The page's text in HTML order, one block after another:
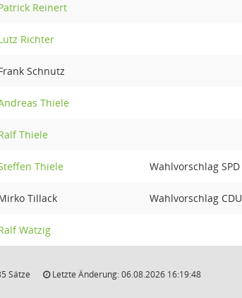
Reinert
Richter
Schnutz
Thiele
Thiele
Thiele Wahlvorschlag SPD
Tillack Wahlvorschlag CDU
Wätzig
Sätze Letzte Änderung: 06.08.2026 16:19:48